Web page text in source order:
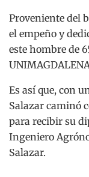
Proveniente del
el empeño y
este hombre de
Es así que, con
Salazar caminó
para recibir su
Ingeniero
Salazar.